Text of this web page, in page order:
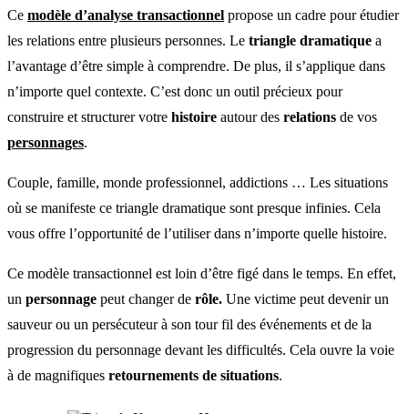
Ce modèle d’analyse transactionnel propose un cadre pour étudier
les relations entre plusieurs personnes. Le triangle dramatique a
l’avantage d’être simple à comprendre. De plus, il s’applique dans
n’importe quel contexte. C’est donc un outil précieux pour
construire et structurer votre histoire autour des relations de vos
personnages.
Couple, famille, monde professionnel, addictions … Les situations
où se manifeste ce triangle dramatique sont presque infinies. Cela
vous offre l’opportunité de l’utiliser dans n’importe quelle histoire.
Ce modèle transactionnel est loin d’être figé dans le temps. En effet,
un personnage peut changer de rôle. Une victime peut devenir un
sauveur ou un persécuteur à son tour fil des événements et de la
progression du personnage devant les difficultés. Cela ouvre la voie
à de magnifiques retournements de situations.